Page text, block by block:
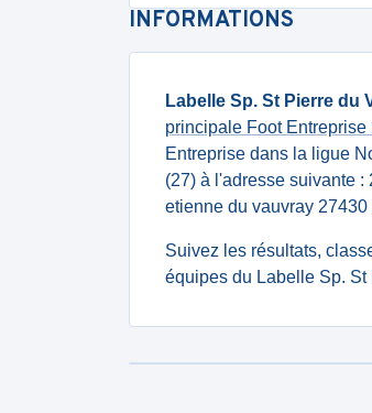
INFORMATIONS
Labelle Sp. St Pierre du
principale Foot Entreprise
Entreprise dans la ligue
(27) à l'adresse suivante
etienne du vauvray
Suivez les résultats,
équipes du Labelle Sp. St